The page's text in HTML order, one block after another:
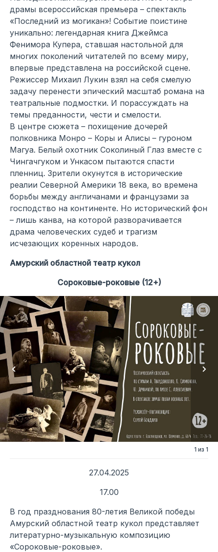
драмы всероссийская премьера – спектакль
«Последний из могикан»! Событие поистине
уникально: легендарная книга Джеймса
Фенимора Купера, ставшая настольной для
многих поколений читателей по всему миру,
впервые представлена на российской сцене.
Режиссер Михаил Лукин взял на себя смелую
задачу перенести эпический масштаб романа на
театральные подмостки. И порассуждать на
темы преданности, чести и смелости.
В центре сюжета – похищение дочерей
полковника Монро – Коры и Алисы – гуроном
Магуа. Белый охотник Соколиный Глаз вместе с
Чингачгуком и Ункасом пытаются спасти
пленниц. Зрители окунутся в исторические
реалии Северной Америки 18 века, во времена
борьбы между англичанами и французами за
господство на континенте. Но исторический фон
– лишь канва, на которой разворачивается
драма человеческих судеб и трагизм
исчезающих коренных народов.
Амурский областной театр кукол
Сороковые-роковые (12+)
1 из 1
27.04.2025
17.00
В год празднования 80-летия Великой победы
Амурский областной театр кукол представляет
литературно-музыкальную композицию
«Сороковые-роковые».